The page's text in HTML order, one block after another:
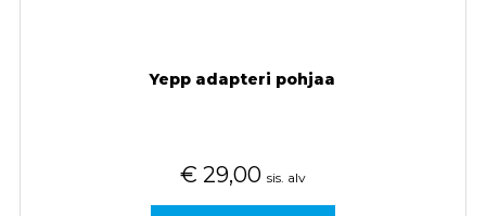
Yepp adapteri pohjaa
€ 29,00 sis. alv